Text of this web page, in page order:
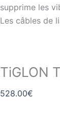
supprime les
Les câbles de
TiGLON
528.00€